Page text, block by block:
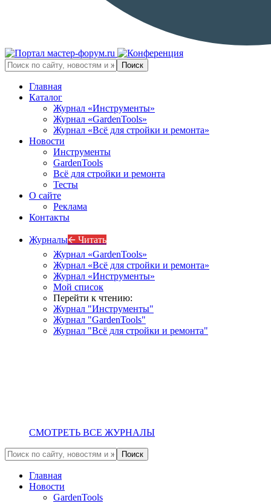
Главная
Каталог
Журнал «Инструменты»
Журнал «GardenTools»
Журнал «Всё для стройки и ремонта»
Новости
Инструменты
GardenTools
Всё для стройки и ремонта
Тесты
О сайте
Реклама
Контакты
Журналы🡨 Читать
Журнал «GardenTools»
Журнал «Всё для стройки и ремонта»
Журнал «Инструменты»
Мой список
Перейти к чтению:
Журнал "Инструменты"
Журнал "GardenTools"
Журнал "Всё для стройки и ремонта"
СМОТРЕТЬ ВСЕ ЖУРНАЛЫ
Главная
Новости
GardenTools